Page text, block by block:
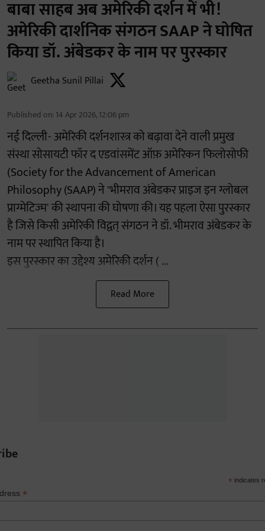
बाबा साहब अब अमेरिकी दर्शन में भी!
अमेरिकी दार्शनिक संगठन SAAP ने घोषित
किया डॉ. अंबेडकर के नाम पर पुरस्कार
Geetha Sunil Pillai
Published on: 14 Apr 2026, 12:06 pm
नई दिल्ली- अमेरिकी दर्शनशास्त्र को बढ़ावा देने वाली प्रमुख
संस्था सोसायटी फॉर द एडवांसमेंट ऑफ़ अमेरिकन फिलोसोफी
(Society for the Advancement of American
Philosophy (SAAP) ने 'भीमराव अंबेडकर प्राइज इन ग्लोबल
प्राग्मेटिज्म' की स्थापना की घोषणा की। यह पहला ऐसा पुरस्कार
है जिसे किसी अमेरिकी विद्वत् संगठन ने डॉ. भीमराव अंबेडकर के
नाम पर स्थापित किया है।
इस पुरस्कार का उद्देश्य अमेरिकी दर्शन ( ...
Read More
* indicates
*